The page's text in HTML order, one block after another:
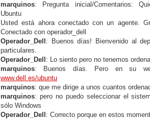
marquinos: Pregunta inicial/Comentarios:
Ubuntu
Usted está ahora conectado con un agente.
Conectado con operador_dell
Operador_Dell : Buenos días! Bienvenido al
particulares.
Operador_Dell : Lo siento pero no tenemos
marquinos: Buenos días. Pero en su
www.dell.es/ubuntu
marquinos: que me dirige a unos cuantos
marquinos: pero no puedo seleccionar el
sólo Windows
Operador_Dell : Correcto porque en estos